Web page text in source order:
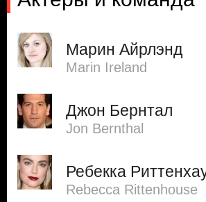
Марин Айрлэнд
Marin Ireland
Джон Бернтал
Jon Bernthal
Ребекка
Rebecca Rittenhouse